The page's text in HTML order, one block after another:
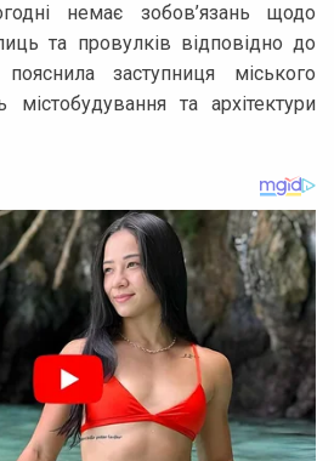
немає зобов’язань щодо
та провулків відповідно до
заступниця міського
містобудування та архітектури